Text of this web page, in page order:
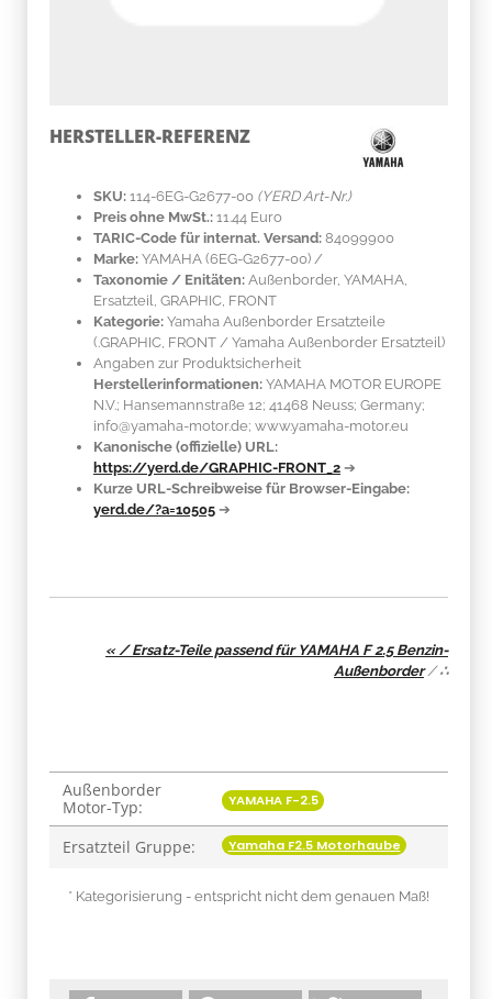
HERSTELLER-REFERENZ
SKU: 114-6EG-G2677-00 (YERD Art-Nr.)
Preis ohne MwSt.: 11.44 Euro
TARIC-Code für internat. Versand: 84099900
Marke: YAMAHA (6EG-G2677-00) /
Taxonomie / Enitäten: Außenborder, YAMAHA,
Ersatzteil, GRAPHIC, FRONT
Kategorie: Yamaha Außenborder Ersatzteile
(.GRAPHIC, FRONT / Yamaha Außenborder Ersatzteil)
Angaben zur Produktsicherheit
Herstellerinformationen: YAMAHA MOTOR EUROPE
N.V.; Hansemannstraße 12; 41468 Neuss; Germany;
info@yamaha-motor.de; www.yamaha-motor.eu
Kanonische (offizielle) URL:
https://yerd.de/GRAPHIC-FRONT_2 ➔
Kurze URL-Schreibweise für Browser-Eingabe:
yerd.de/?a=10505 ➔
« / Ersatz-Teile passend für YAMAHA F 2.5 Benzin-
Außenborder/∴
Produkteigenschaft
Wert
Außenborder
Motor-Typ:
YAMAHA F-2.5
Ersatzteil Gruppe: Yamaha F2.5 Motorhaube
* Kategorisierung - entspricht nicht dem genauen Maß!